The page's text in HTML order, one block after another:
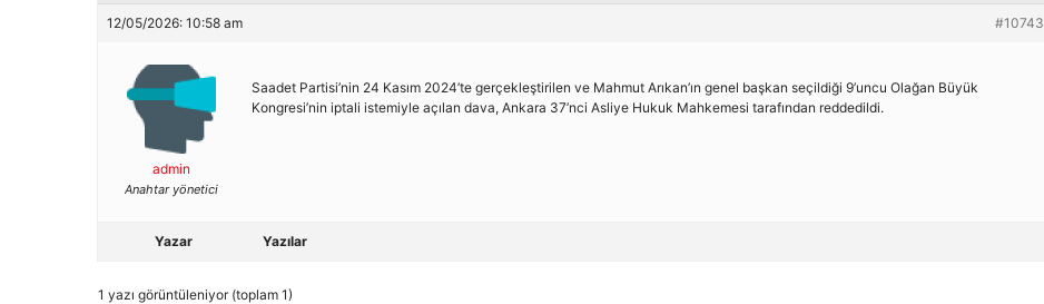
12/05/2026: 10:58 am #10743
admin
Anahtar yönetici
Saadet Partisi’nin 24 Kasım 2024’te gerçekleştirilen ve Mahmut Arıkan’ın genel başkan seçildiği 9’uncu Olağan Büyük
Kongresi’nin iptali istemiyle açılan dava, Ankara 37’nci Asliye Hukuk Mahkemesi tarafından reddedildi.
Yazar Yazılar
1 yazı görüntüleniyor (toplam 1)